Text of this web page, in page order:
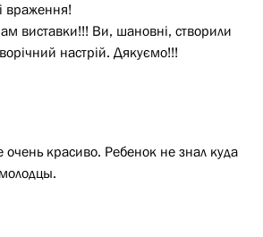
враження!
виставки!!! Ви, шановні, створили
настрій. Дякуємо!!!
очень красиво. Ребенок не знал куда